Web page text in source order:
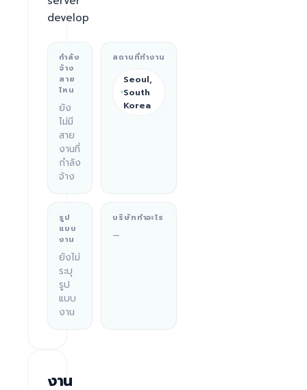
develop
กำลัง
จ้าง
สาย
ไหน
ยัง
ไม่มี
สาย
งานที่
กำลัง
จ้าง
สถานที่ทำงาน
Seoul,
South
Korea
รูป
แบบ
งาน
ยังไม่
ระบุ
รูป
แบบ
งาน
บริษัททำอะไร
—
งาน